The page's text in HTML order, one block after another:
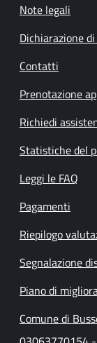
Note legali
Dichiarazione
Contatti
Prenotazione
Richiedi
Statistiche del
Leggi le FAQ
Pagamenti
Riepilogo
Segnalazione
Piano di
Comune di